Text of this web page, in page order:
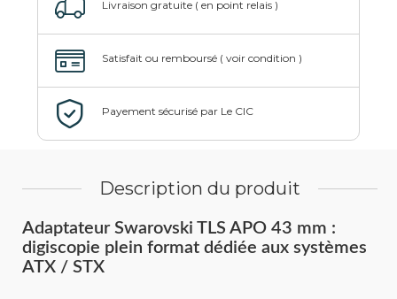
Description du produit
Adaptateur Swarovski TLS APO 43 mm :
digiscopie plein format dédiée aux systèmes
ATX / STX